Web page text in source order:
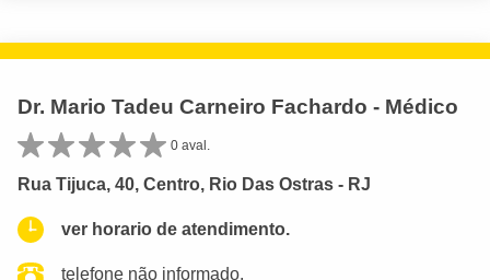
Dr. Mario Tadeu Carneiro Fachardo - Médico
0 aval.
Rua Tijuca, 40, Centro, Rio Das Ostras - RJ
ver horario de atendimento.
telefone não informado.